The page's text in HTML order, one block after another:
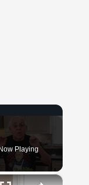
Playing
×